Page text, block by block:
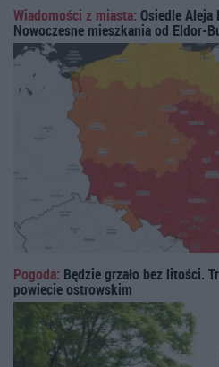
Wiadomości z miasta: Osiedle Aleja
Nowoczesne mieszkania od Eldor-
Pogoda: Będzie grzało bez litości.
powiecie ostrowskim